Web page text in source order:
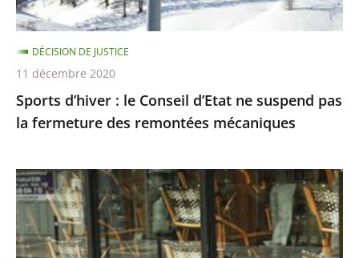
pas
la
fermeture
des
remontées
mécaniques
Sports d’hiver : le Conseil d’Etat ne suspend pas
la fermeture des remontées mécaniques
DÉCISION DE JUSTICE
11 décembre 2020
Fermeture
des
bars
et